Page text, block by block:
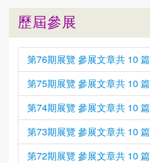
歷屆參展
第76期展覽 參展文章共 10 篇
第75期展覽 參展文章共 10 篇
第74期展覽 參展文章共 10 篇
第73期展覽 參展文章共 10 篇
第72期展覽 參展文章共 10 篇